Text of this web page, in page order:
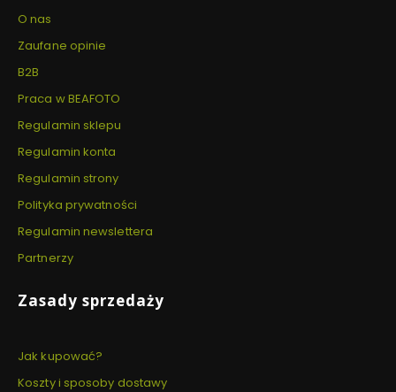
O nas
Zaufane opinie
B2B
Praca w BEAFOTO
Regulamin sklepu
Regulamin konta
Regulamin strony
Polityka prywatności
Regulamin newslettera
Partnerzy
Zasady sprzedaży
Jak kupować?
Koszty i sposoby dostawy